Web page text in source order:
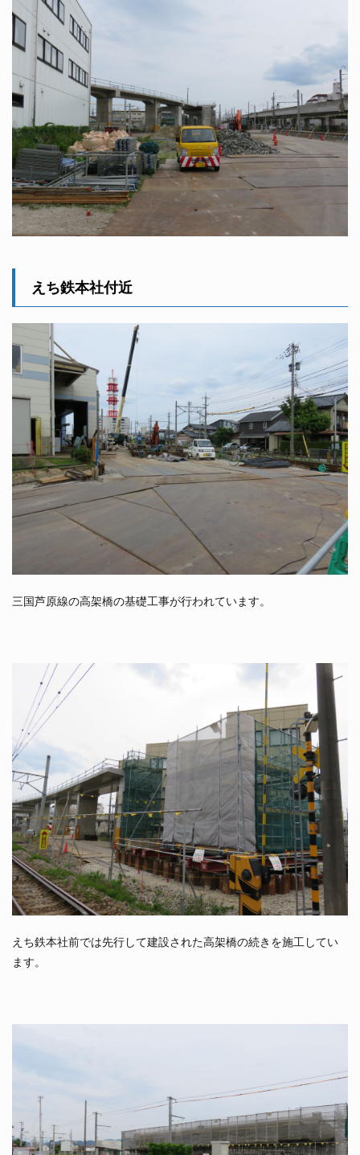
えち鉄本社付近
三国芦原線の高架橋の基礎工事が行われています。
えち鉄本社前では先行して建設された高架橋の続きを施工してい
ます。